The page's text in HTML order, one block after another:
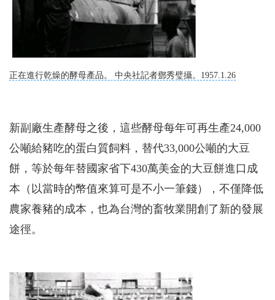
正在進行乾燥的酵母產品。 中央社記者鄧秀璧攝。1957.1.26
新副廠生產酵母之後，這些酵母每年可再生產24,000
公噸給豬吃的蛋白質飼料，替代33,000公噸的大豆
餅，等於每年替國家省下430萬美金的大豆餅進口成
本（以當時的幣值來算可是不小一筆錢），不僅降低
農家養豬的成本，也為台灣的畜牧業開創了新的發展
途徑。